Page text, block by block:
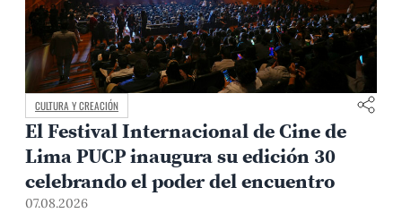
CULTURA Y CREACIÓN
El Festival Internacional de Cine de
Lima PUCP inaugura su edición 30
celebrando el poder del encuentro
07.08.2026